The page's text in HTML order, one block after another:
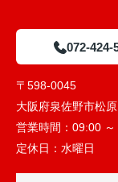
072-424-
〒598-0045
大阪府泉佐野市松
営業時間： 09:00
定休日： 水曜日